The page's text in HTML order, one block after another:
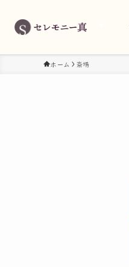
ホーム 斎場